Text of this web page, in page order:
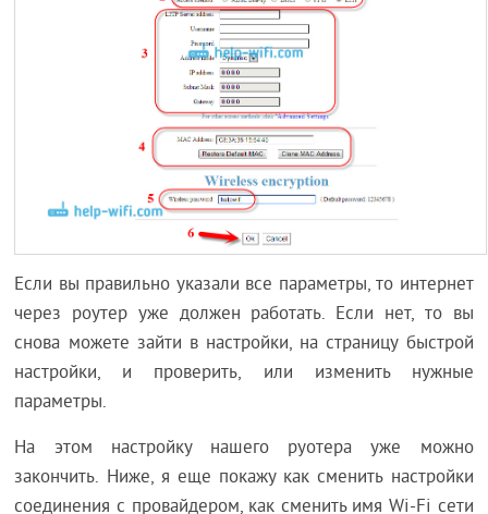
Если вы правильно указали все параметры, то интернет
через роутер уже должен работать. Если нет, то вы
снова можете зайти в настройки, на страницу быстрой
настройки, и проверить, или изменить нужные
параметры.
На этом настройку нашего руотера уже можно
закончить. Ниже, я еще покажу как сменить настройки
соединения с провайдером, как сменить имя Wi-Fi сети